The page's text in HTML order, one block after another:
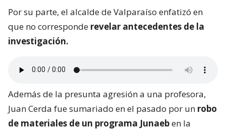
Por su parte, el alcalde de Valparaíso enfatizó en
que no corresponde revelar antecedentes de la
investigación.
Además de la presunta agresión a una profesora,
Juan Cerda fue sumariado en el pasado por un robo
de materiales de un programa Junaeben la